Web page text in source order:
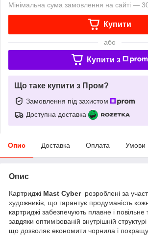
Мінімальна сума замовлення на сайті —
Купити
або
Купити з
Що таке купити з Пром?
Замовлення під захистом
Доступна доставка
Опис Доставка Оплата Умови
Опис
Картриджі Mast Cyber розроблені за
художників, що гарантує продуманість
картриджі забезпечують плавне і повільне
завдяки оптимізованій внутрішній
що дозволяє економити чорнила і